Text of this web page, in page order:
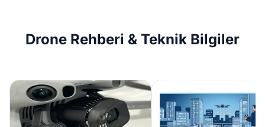
Drone Rehberi & Teknik Bilgiler